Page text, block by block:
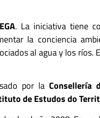
. La iniciativa tiene
la conciencia
al agua y los
por laConsellería
de Estudos do